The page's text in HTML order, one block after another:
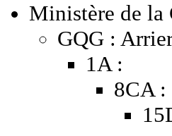
Ministère de la
GQG :
1A :
8CA